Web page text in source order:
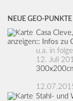
NEUE GEO-PUNKTE
Casa
:: Infos zu
u.a. in
12. Juli
Stahl- und